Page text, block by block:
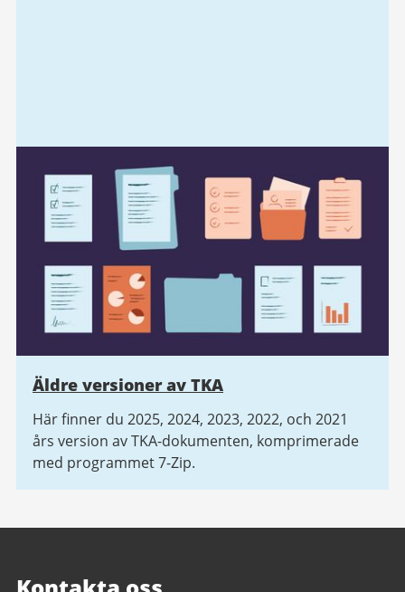
Äldre versioner av TKA
Här finner du 2025, 2024, 2023, 2022, och 2021
års version av TKA-dokumenten, komprimerade
med programmet 7-Zip.